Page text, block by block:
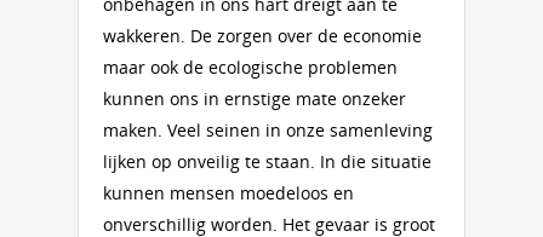
wakkeren. De zorgen over de economie
maar ook de ecologische problemen
kunnen ons in ernstige mate onzeker
maken. Veel seinen in onze samenleving
lijken op onveilig te staan. In die situatie
kunnen mensen moedeloos en
onverschillig worden. Het gevaar is groot